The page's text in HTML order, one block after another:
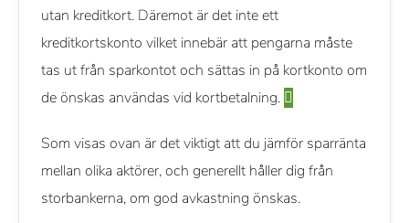
utan kreditkort. Däremot är det inte ett
kreditkortskonto vilket innebär att pengarna måste
tas ut från sparkontot och sättas in på kortkonto om
de önskas användas vid kortbetalning.
Som visas ovan är det viktigt att du jämför sparränta
mellan olika aktörer, och generellt håller dig från
storbankerna, om god avkastning önskas.